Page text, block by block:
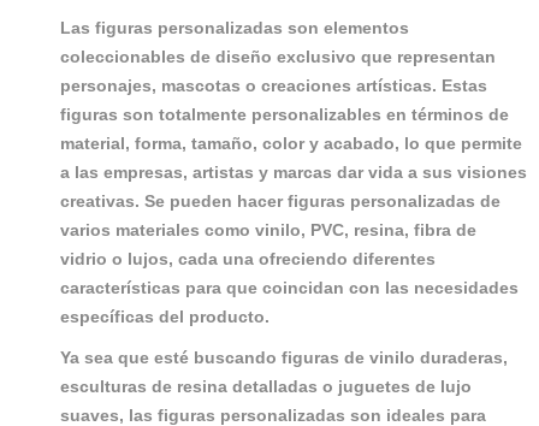
Las figuras personalizadas son elementos
coleccionables de diseño exclusivo que representan
personajes, mascotas o creaciones artísticas. Estas
figuras son totalmente personalizables en términos de
material, forma, tamaño, color y acabado, lo que permite
a las empresas, artistas y marcas dar vida a sus visiones
creativas. Se pueden hacer figuras personalizadas de
varios materiales como vinilo, PVC, resina, fibra de
vidrio o lujos, cada una ofreciendo diferentes
características para que coincidan con las necesidades
específicas del producto.
Ya sea que esté buscando figuras de vinilo duraderas,
esculturas de resina detalladas o juguetes de lujo
suaves, las figuras personalizadas son ideales para